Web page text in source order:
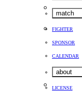
match
FIGHTER
SPONSOR
CALENDAR
about
LICENSE